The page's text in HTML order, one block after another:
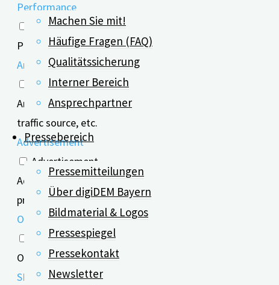
Machen Sie mit!
Häufige Fragen (FAQ)
Qualitätssicherung
Interner Bereich
Ansprechpartner
Pressebereich
Pressemitteilungen
Über digiDEM Bayern
Bildmaterial & Logos
Pressespiegel
Pressekontakt
Newsletter
Performance
Performance
Performance cookies are used to understand and
Analytics
Analytics
Analytical cookies are used to understand how visitors
traffic source, etc.
Advertisement
Advertisement
Advertisement cookies are used to provide visitors with
provide customized ads.
Others
Others
Other uncategorized cookies are those that are being
SPEICHERN & AKZEPTIEREN